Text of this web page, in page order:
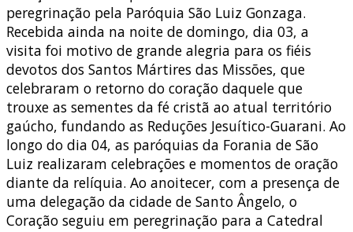
peregrinação pela Paróquia São Luiz Gonzaga.
Recebida ainda na noite de domingo, dia 03, a
visita foi motivo de grande alegria para os fiéis
devotos dos Santos Mártires das Missões, que
celebraram o retorno do coração daquele que
trouxe as sementes da fé cristã ao atual território
gaúcho, fundando as Reduções Jesuítico-Guarani. Ao
longo do dia 04, as paróquias da Forania de São
Luiz realizaram celebrações e momentos de oração
diante da relíquia. Ao anoitecer, com a presença de
uma delegação da cidade de Santo Ângelo, o
Coração seguiu em peregrinação para a Catedral